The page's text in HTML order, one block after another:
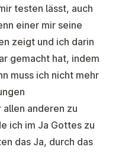
testen lässt, auch
einer mir seine
zeigt und ich darin
gemacht hat, indem
muss ich nicht mehr
anderen zu
ich im Ja Gottes zu
das Ja, durch das